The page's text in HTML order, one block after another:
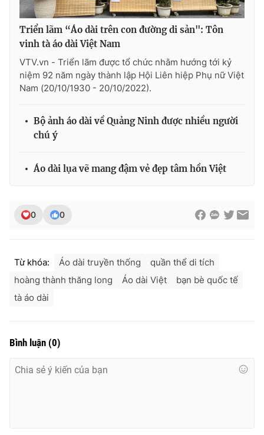
Triển lãm “Áo dài trên con đường di sản": Tôn
vinh tà áo dài Việt Nam
VTV.vn - Triển lãm được tổ chức nhằm hướng tới kỷ
niệm 92 năm ngày thành lập Hội Liên hiệp Phụ nữ Việt
Nam (20/10/1930 - 20/10/2022).
Bộ ảnh áo dài về Quảng Ninh được nhiều người
chú ý
Áo dài lụa vẽ mang đậm vẻ đẹp tâm hồn Việt
0 0
Từ khóa: Áo dài truyền thống
quần thể di tích
hoàng thành thăng long
Áo dài Việt
bạn bè quốc tế
tà áo dài
Bình luận (0)